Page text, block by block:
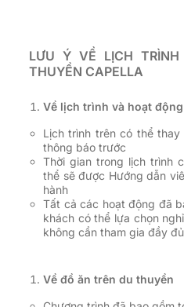
LƯU Ý VỀ LỊCH
THUYỀN CAPELLA
Về lịch trình và hoạt động
Lịch trình trên có thể
thông báo trước
Thời gian trong lịch trình
thể sẽ được Hướng dẫn
hành
Tất cả các hoạt động đã
khách có thể lựa chọn
không cần tham gia đầy
Về đồ ăn trên du thuyền